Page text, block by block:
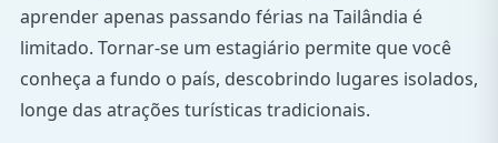
aprender apenas passando férias na Tailândia é
limitado. Tornar-se um estagiário permite que você
conheça a fundo o país, descobrindo lugares isolados,
longe das atrações turísticas tradicionais.